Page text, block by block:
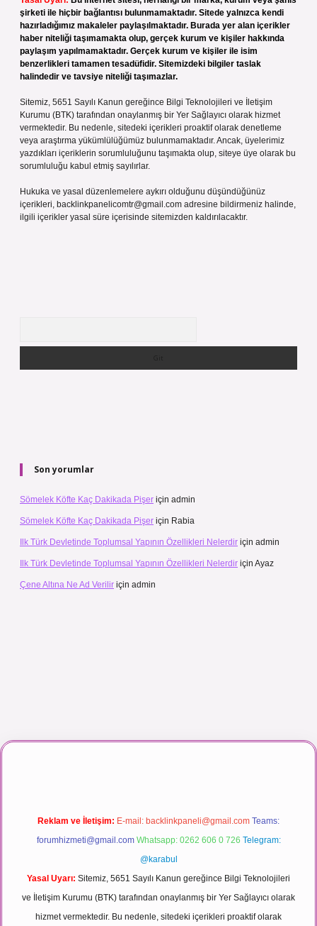
şirketi ile hiçbir bağlantısı bulunmamaktadır. Sitede yalnızca kendi
hazırladığımız makaleler paylaşılmaktadır. Burada yer alan içerikler
haber niteliği taşımamakta olup, gerçek kurum ve kişiler hakkında
paylaşım yapılmamaktadır. Gerçek kurum ve kişiler ile isim
benzerlikleri tamamen tesadüfidir. Sitemizdeki bilgiler taslak
halindedir ve tavsiye niteliği taşımazlar.
Sitemiz, 5651 Sayılı Kanun gereğince Bilgi Teknolojileri ve İletişim
Kurumu (BTK) tarafından onaylanmış bir Yer Sağlayıcı olarak hizmet
vermektedir. Bu nedenle, sitedeki içerikleri proaktif olarak denetleme
veya araştırma yükümlülüğümüz bulunmamaktadır. Ancak, üyelerimiz
yazdıkları içeriklerin sorumluluğunu taşımakta olup, siteye üye olarak bu
sorumluluğu kabul etmiş sayılırlar.
Hukuka ve yasal düzenlemelere aykırı olduğunu düşündüğünüz
içerikleri, backlinkpanelicomtr@gmail.com adresine bildirmeniz halinde,
ilgili içerikler yasal süre içerisinde sitemizden kaldırılacaktır.
Son yorumlar
Sömelek Köfte Kaç Dakikada Pişer için admin
Sömelek Köfte Kaç Dakikada Pişer için Rabia
Ilk Türk Devletinde Toplumsal Yapının Özellikleri Nelerdir için admin
Ilk Türk Devletinde Toplumsal Yapının Özellikleri Nelerdir için Ayaz
Çene Altına Ne Ad Verilir için admin
canlı maç izle
Reklam ve İletişim: E-mail: backlinkpaneli@gmail.com Teams:
forumhizmeti@gmail.com Whatsapp: 0262 606 0 726 Telegram:
@karabul
Yasal Uyarı: Sitemiz, 5651 Sayılı Kanun gereğince Bilgi Teknolojileri
ve İletişim Kurumu (BTK) tarafından onaylanmış bir Yer Sağlayıcı olarak
hizmet vermektedir. Bu nedenle, sitedeki içerikleri proaktif olarak